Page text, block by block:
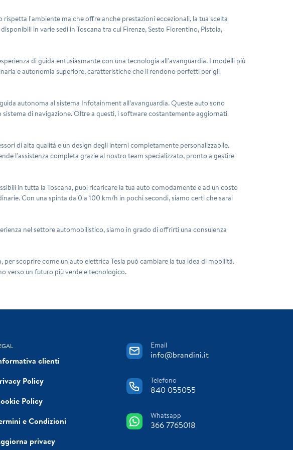
rispetta l'ambiente ma che offre anche prestazioni eccezionali, la tua scelta
in varie sedi in Toscana tra cui Firenze, Sesto Fiorentino, Pistoia,
di guida entusiasmante con una tecnologia all'avanguardia. I modelli più
e autonomia superiore, caratteristiche che li rendono perfetti per gli
autonoma al sistema Infotainment all’avanguardia. Queste auto sono
di navigazione. Oltre a questi, i software costantemente aggiornati
di alta qualità e un design degli interni completamente personalizzabile.
l'assistenza completa grazie al nostro team specializzato, pronto a gestire
in tutta la Toscana, puoi ricaricare la tua auto comodamente e ad un costo
Con una spinta da 0 a 100 km/h in pochi secondi, siamo certi che sarai
nel settore automobilistico, siamo in grado di offrirti una consulenza
scoprire come un'auto elettrica Tesla può cambiare la tua idea di mobilità.
verso un futuro più verde e tecnologico.
clienti
Policy
Policy
e Condizioni
privacy
Email
info@brandini.it
Telefono
840 055055
Whatsapp
366 7765018